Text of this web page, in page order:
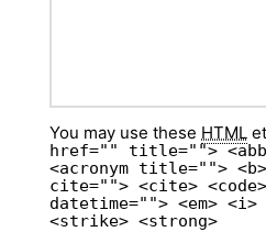
You may use these HTML
href="" title="">
<acronym title="">
cite=""> <cite>
datetime=""> <em>
<strike> <strong>